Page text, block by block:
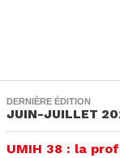
DERNIÈRE ÉDITION
JUIN-JUILLET
UMIH 38 : la